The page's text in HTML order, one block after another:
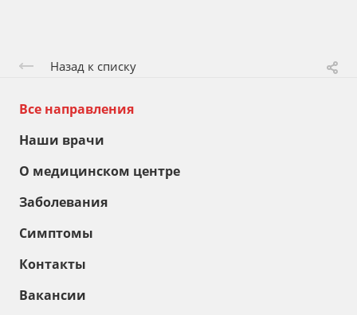
Назад к списку
Все направления
Наши врачи
О медицинском центре
Заболевания
Симптомы
Контакты
Вакансии